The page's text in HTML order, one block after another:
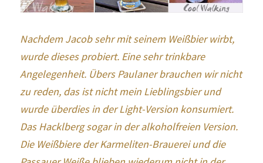
Nachdem Jacob sehr mit seinem Weißbier wirbt,
wurde dieses probiert. Eine sehr trinkbare
Angelegenheit. Übers Paulaner brauchen wir nicht
zu reden, das ist nicht mein Lieblingsbier und
wurde überdies in der Light-Version konsumiert.
Das Hacklberg sogar in der alkoholfreien Version.
Die Weißbiere der Karmeliten-Brauerei und die